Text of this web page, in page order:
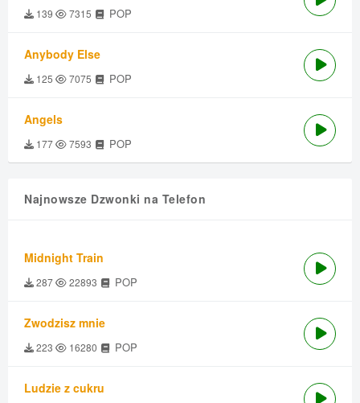
139 7315 POP
Anybody Else
125 7075 POP
Angels
177 7593 POP
Najnowsze Dzwonki na Telefon
Midnight Train
287 22893 POP
Zwodzisz mnie
223 16280 POP
Ludzie z cukru